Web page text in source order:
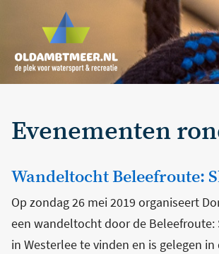
Evenementen
Wandeltocht Beleefroute:
Op zondag 26 mei 2019 organiseert
een wandeltocht door de
in Westerlee te vinden en is gelegen